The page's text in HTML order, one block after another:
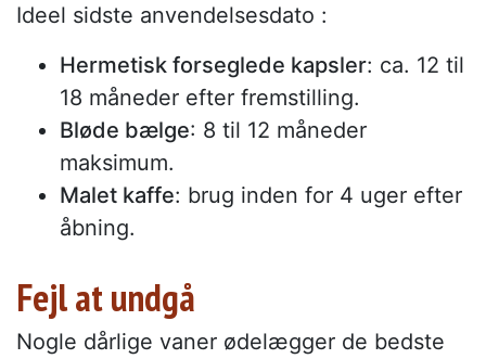
Ideel sidste anvendelsesdato :
Hermetisk forseglede kapsler: ca. 12 til
18 måneder efter fremstilling.
Bløde bælge: 8 til 12 måneder
maksimum.
Malet kaffe: brug inden for 4 uger efter
åbning.
Fejl at undgå
Nogle dårlige vaner ødelægger de bedste